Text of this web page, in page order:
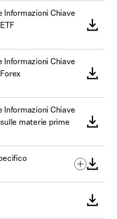
Chiave
Chiave
Chiave
materie prime